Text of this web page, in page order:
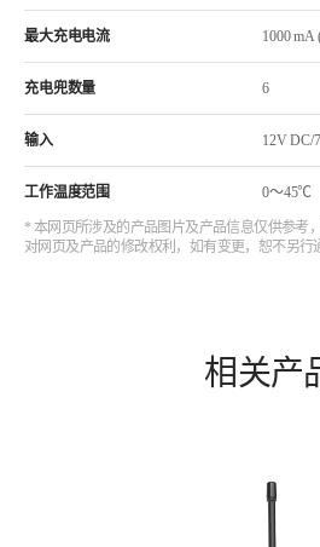
最大充电电流 1000 mA
充电兜数量 6
输入 12V DC/
工作温度范围 0～45℃
* 本网页所涉及的产品图片及产品信息仅供参考
对网页及产品的修改权利，如有变更，恕不另行
相关产